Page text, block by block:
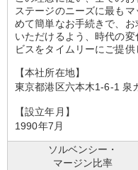
ステージのニーズに最も
めて簡単なお手続きで、
いただけるよう、時代の
ビスをタイムリーにご提供
【本社所在地】
東京都港区六本木1-6-1 泉
【設立年月】
1990年7月
ソルベンシー・
マージン比率